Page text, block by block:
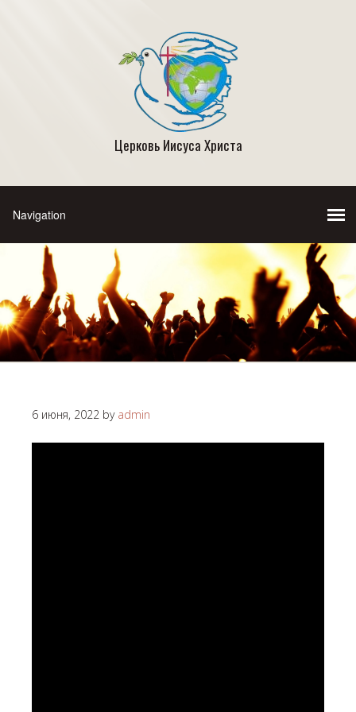
Церковь Иисуса Христа
6 июня, 2022 by admin